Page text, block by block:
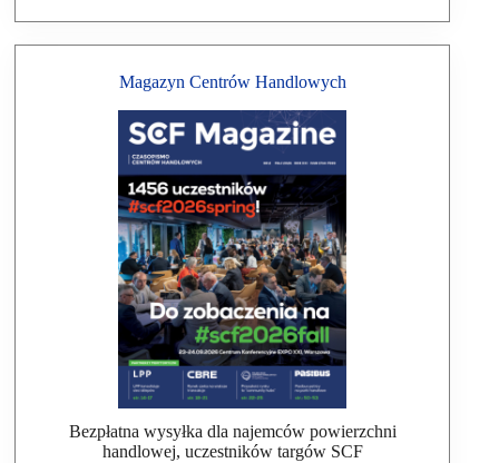
Magazyn Centrów Handlowych
Bezpłatna wysyłka dla najemców powierzchni
handlowej, uczestników targów SCF